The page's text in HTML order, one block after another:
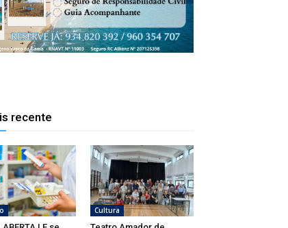
recente
Cultura